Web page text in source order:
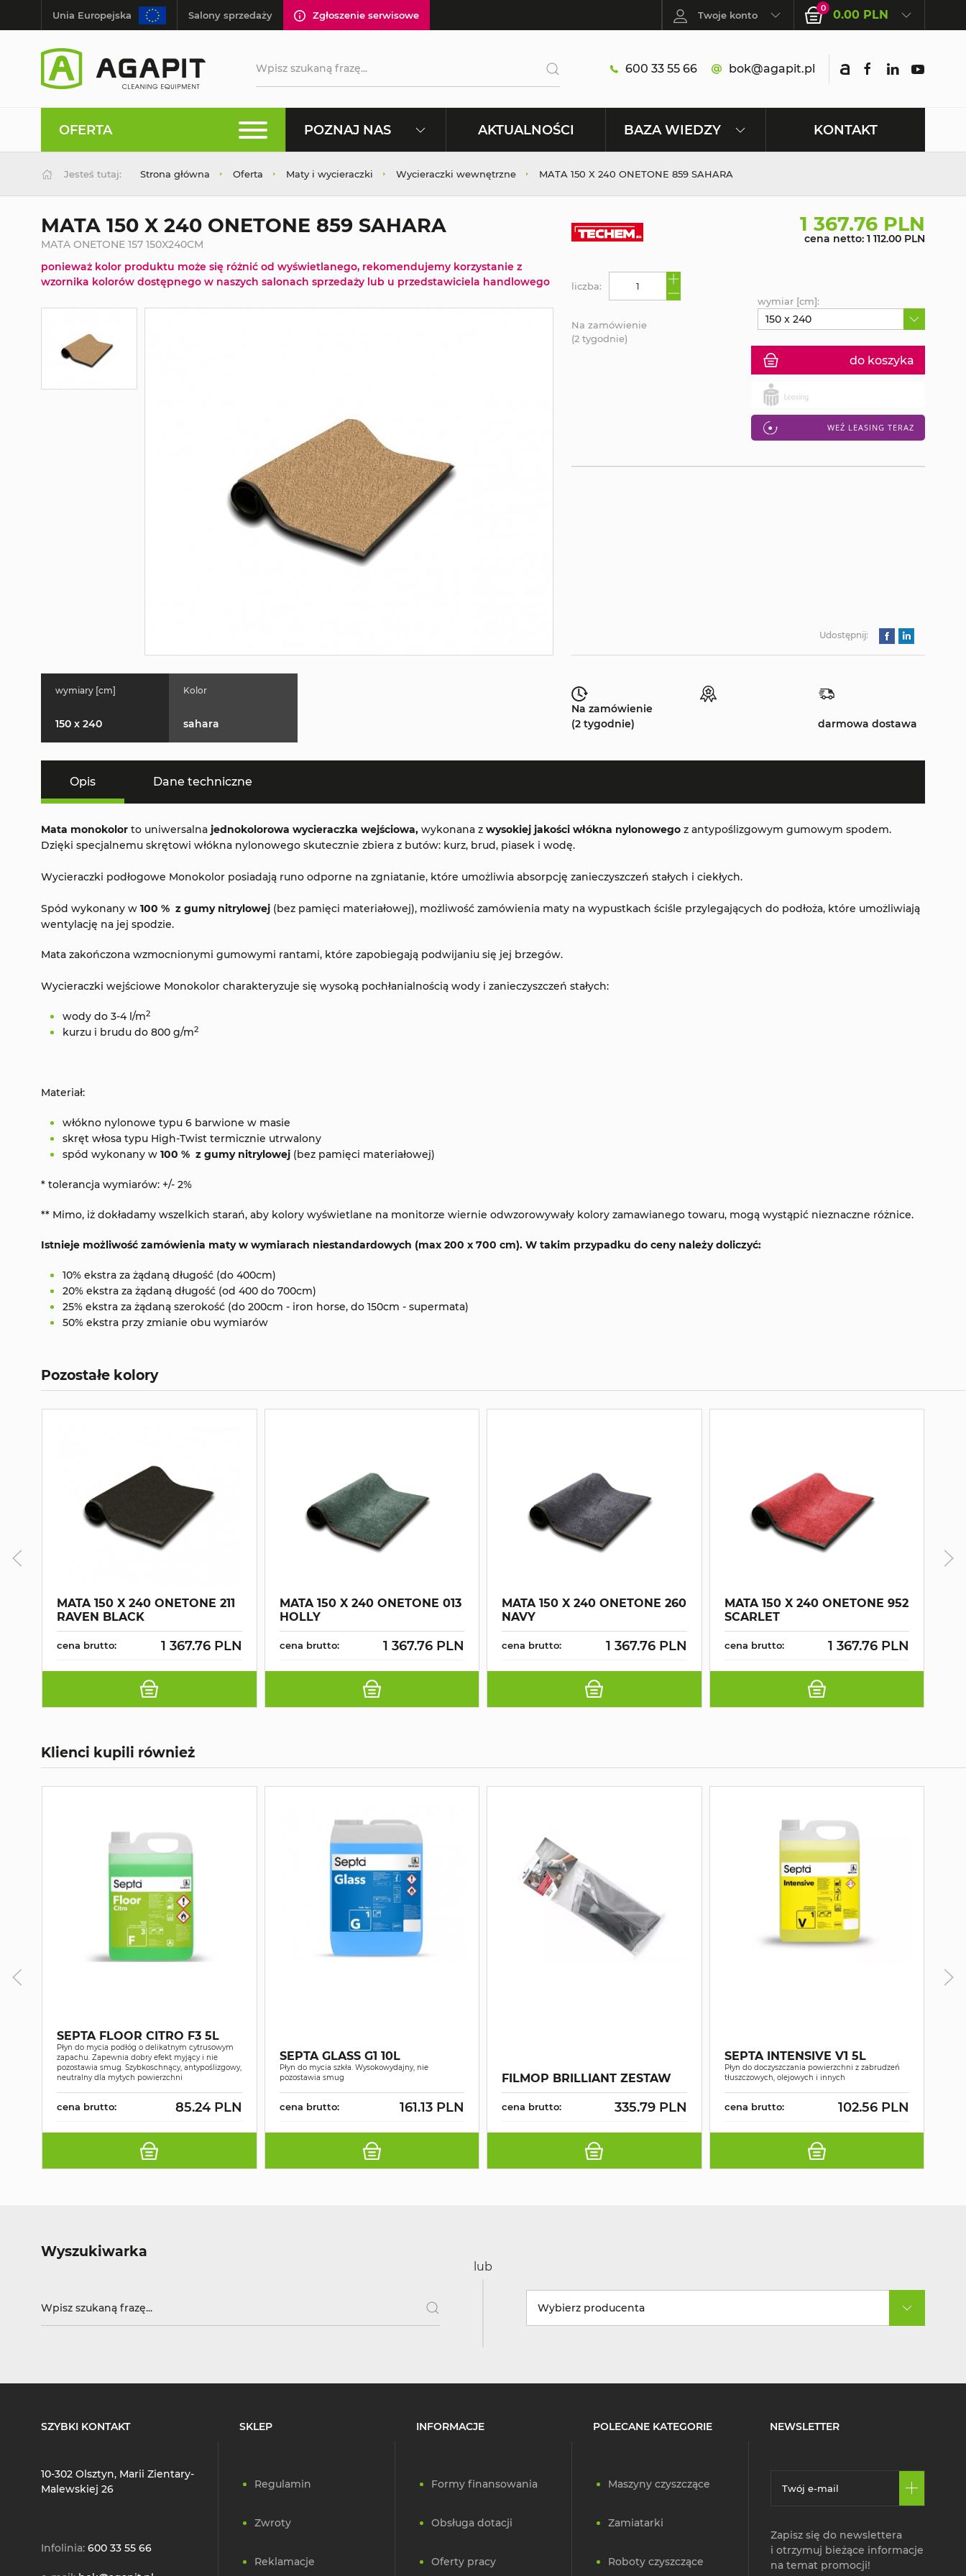
Unia Europejska Salony sprzedaży Zgłoszenie serwisowe Twoje konto
0 0.00 PLN
600 33 55 66 bok@agapit.pl
OFERTA POZNAJ NAS AKTUALNOŚCI BAZA WIEDZY KONTAKT
Jesteś tutaj: Strona główna Oferta Maty i wycieraczki Wycieraczki wewnętrzne MATA 150 X 240 ONETONE 859 SAHARA
MATA 150 X 240 ONETONE 859 SAHARA
MATA ONETONE 157 150X240CM
ponieważ kolor produktu może się różnić od wyświetlanego, rekomendujemy korzystanie z
wzornika kolorów dostępnego w naszych salonach sprzedaży lub u przedstawiciela handlowego
1 367.76 PLN
cena netto: 1 112.00 PLN
do koszyka
WEŹ LEASING TERAZ
liczba:
Na zamówienie
(2 tygodnie)
wymiar [cm]:
150 x 240
Udostępnij:
wymiary [cm]
150 x 240
Kolor
sahara
Na zamówienie
(2 tygodnie)
darmowa dostawa
Opis Dane techniczne
Mata monokolor to uniwersalna jednokolorowa wycieraczka wejściowa, wykonana z wysokiej jakości włókna nylonowego z antypoślizgowym gumowym spodem.
Dzięki specjalnemu skrętowi włókna nylonowego skutecznie zbiera z butów: kurz, brud, piasek i wodę.
Wycieraczki podłogowe Monokolor posiadają runo odporne na zgniatanie, które umożliwia absorpcję zanieczyszczeń stałych i ciekłych.
Spód wykonany w 100 % z gumy nitrylowej (bez pamięci materiałowej), możliwość zamówienia maty na wypustkach ściśle przylegających do podłoża, które umożliwiają
wentylację na jej spodzie.
Mata zakończona wzmocnionymi gumowymi rantami, które zapobiegają podwijaniu się jej brzegów.
Wycieraczki wejściowe Monokolor charakteryzuje się wysoką pochłanialnością wody i zanieczyszczeń stałych:
wody do 3-4 l/m2
kurzu i brudu do 800 g/m2
Materiał:
włókno nylonowe typu 6 barwione w masie
skręt włosa typu High-Twist termicznie utrwalony
spód wykonany w 100 % z gumy nitrylowej (bez pamięci materiałowej)
* tolerancja wymiarów: +/- 2%
** Mimo, iż dokładamy wszelkich starań, aby kolory wyświetlane na monitorze wiernie odwzorowywały kolory zamawianego towaru, mogą wystąpić nieznaczne różnice.
Istnieje możliwość zamówienia maty w wymiarach niestandardowych (max 200 x 700 cm). W takim przypadku do ceny należy doliczyć:
10% ekstra za żądaną długość (do 400cm)
20% ekstra za żądaną długość (od 400 do 700cm)
25% ekstra za żądaną szerokość (do 200cm - iron horse, do 150cm - supermata)
50% ekstra przy zmianie obu wymiarów
Pozostałe kolory
MATA 150 X 240 ONETONE 211
RAVEN BLACK
cena brutto: 1 367.76 PLN
MATA 150 X 240 ONETONE 013
HOLLY
cena brutto: 1 367.76 PLN
MATA 150 X 240 ONETONE 260
NAVY
cena brutto: 1 367.76 PLN
MATA 150 X 240 ONETONE 952
SCARLET
cena brutto: 1 367.76 PLN
Klienci kupili również
SEPTA FLOOR CITRO F3 5L
Płyn do mycia podłóg o delikatnym cytrusowym
zapachu. Zapewnia dobry efekt myjący i nie
pozostawia smug. Szybkoschnący, antypoślizgowy,
neutralny dla mytych powierzchni
cena brutto: 85.24 PLN
SEPTA GLASS G1 10L
Płyn do mycia szkła. Wysokowydajny, nie
pozostawia smug
cena brutto: 161.13 PLN
FILMOP BRILLIANT ZESTAW
cena brutto: 335.79 PLN
SEPTA INTENSIVE V1 5L
Płyn do doczyszczania powierzchni z zabrudzeń
tłuszczowych, olejowych i innych
cena brutto: 102.56 PLN
Wyszukiwarka
lub
Wybierz producenta
SZYBKI KONTAKT
10-302 Olsztyn, Marii Zientary-
Malewskiej 26
Infolinia: 600 33 55 66
SKLEP
Regulamin
Zwroty
Reklamacje
INFORMACJE
Formy finansowania
Obsługa dotacji
Oferty pracy
POLECANE KATEGORIE
Maszyny czyszczące
Zamiatarki
Roboty czyszczące
NEWSLETTER
Zapisz się do newslettera
i otrzymuj bieżące informacje
na temat promocji!